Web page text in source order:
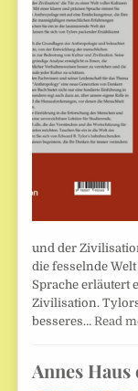
und der
die fesselnde
Sprache erläutert
Zivilisation.
besseres… Read
Annes